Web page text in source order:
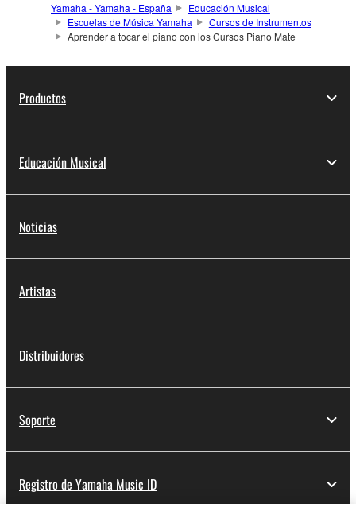
Yamaha - Yamaha - España
Educación Musical
Escuelas de Música Yamaha
Cursos de Instrumentos
Aprender a tocar el piano con los Cursos Piano Mate
Productos
Educación Musical
Noticias
Artistas
Distribuidores
Soporte
Registro de Yamaha Music ID